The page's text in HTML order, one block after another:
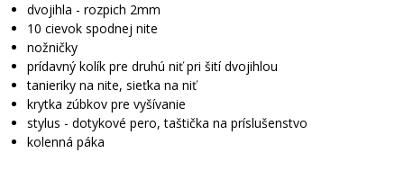
dvojihla - rozpich 2mm
10 cievok spodnej nite
nožničky
prídavný kolík pre druhú niť pri šití dvojihlou
tanieriky na nite, sieťka na niť
krytka zúbkov pre vyšívanie
stylus - dotykové pero, taštička na príslušenstvo
kolenná páka